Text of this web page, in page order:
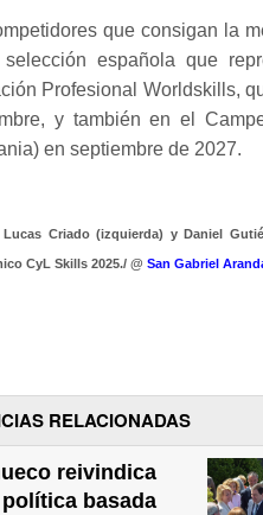
que consigan la
española que
Profesional Worldskills,
y también en el
en septiembre de 2027.
Lucas Criado (izquierda) y Daniel
CyL Skills 2025./ @ San Gabriel
RELACIONADAS
reivindica
basada